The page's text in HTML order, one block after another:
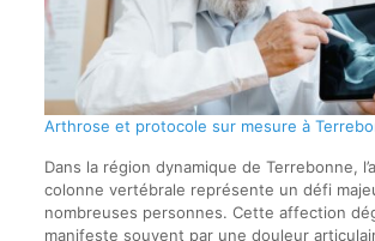
Arthrose et protocole sur mesure à
Dans la région dynamique de Terrebonne,
colonne vertébrale représente un défi
nombreuses personnes. Cette affection
manifeste souvent par une douleur